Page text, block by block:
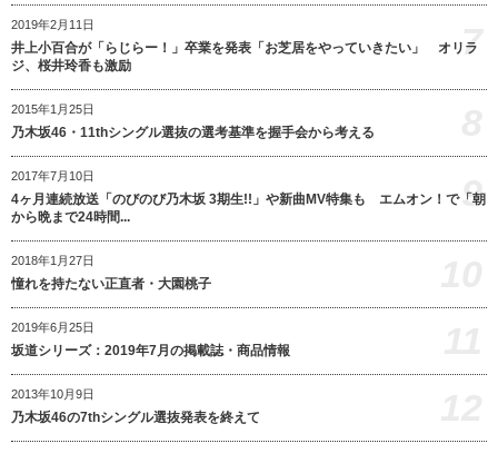
2019年2月11日
井上小百合が「らじらー！」卒業を発表「お芝居をやっていきたい」 オリラ
ジ、桜井玲香も激励
7
2015年1月25日
乃木坂46・11thシングル選抜の選考基準を握手会から考える
2017年7月10日
4ヶ月連続放送「のびのび乃木坂 3期生!!」や新曲MV特集も エムオン！で「朝
から晩まで24時間...
9
2018年1月27日
憧れを持たない正直者・大園桃子
2019年6月25日
坂道シリーズ：2019年7月の掲載誌・商品情報
2013年10月9日
乃木坂46の7thシングル選抜発表を終えて